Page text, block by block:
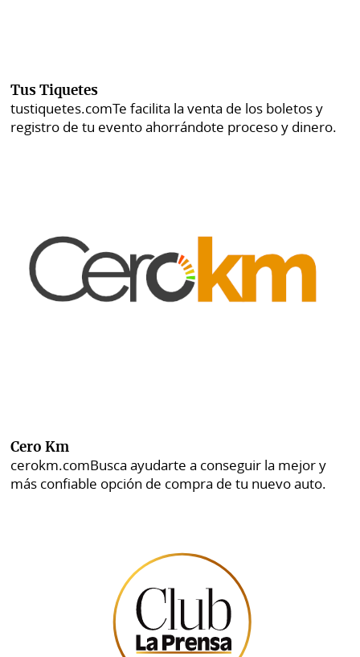
Tus Tiquetes
tustiquetes.comTe facilita la venta de los boletos y
registro de tu evento ahorrándote proceso y dinero.
Cero Km
cerokm.comBusca ayudarte a conseguir la mejor y
más confiable opción de compra de tu nuevo auto.